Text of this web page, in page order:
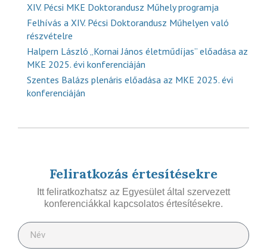
XIV. Pécsi MKE Doktorandusz Műhely programja
Felhívás a XIV. Pécsi Doktorandusz Műhelyen való
részvételre
Halpern László „Kornai János életműdíjas” előadása az
MKE 2025. évi konferenciáján
Szentes Balázs plenáris előadása az MKE 2025. évi
konferenciáján
Feliratkozás értesítésekre
Itt feliratkozhatsz az Egyesület által szervezett
konferenciákkal kapcsolatos értesítésekre.